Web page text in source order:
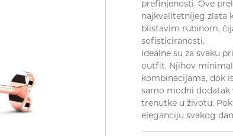
prefinjenosti. Ove
najkvalitetnijeg zlata
blistavim rubinom,
sofisticiranosti.
Idealne su za svaku
outfit. Njihov
kombinacijama, dok
samo modni dodatak
trenutke u životu.
eleganciju svakog